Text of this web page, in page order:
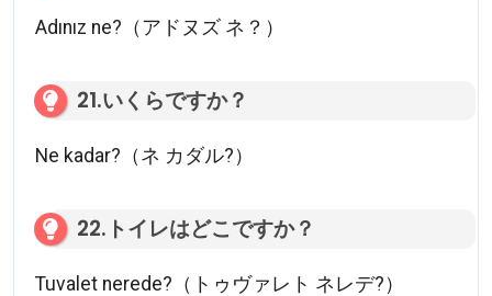
Adınız ne?（アドヌズ ネ？）
21.いくらですか？
Ne kadar?（ネ カダル?）
22.トイレはどこですか？
Tuvalet nerede?（トゥヴァレト ネレデ?）